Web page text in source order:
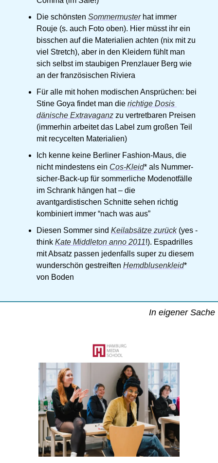
Die schönsten Sommermuster hat immer
Rouje (s. auch Foto oben). Hier müsst ihr ein
bisschen auf die Materialien achten (nix mit zu
viel Stretch), aber in den Kleidern fühlt man
sich selbst im staubigen Prenzlauer Berg wie
an der französischen Riviera
Für alle mit hohen modischen Ansprüchen: bei
Stine Goya findet man die richtige Dosis
dänische Extravaganz zu vertretbaren Preisen
(immerhin arbeitet das Label zum großen Teil
mit recycelten Materialien)
Ich kenne keine Berliner Fashion-Maus, die
nicht mindestens ein Cos-Kleid* als Nummer-
sicher-Back-up für sommerliche Modenotfälle
im Schrank hängen hat – die
avantgardistischen Schnitte sehen richtig
kombiniert immer “nach was aus”
Diesen Sommer sind Keilabsätze zurück (yes -
think Kate Middleton anno 2011!). Espadrilles
mit Absatz passen jedenfalls super zu diesem
wunderschön gestreiften Hemdblusenkleid*
von Boden
In eigener Sache